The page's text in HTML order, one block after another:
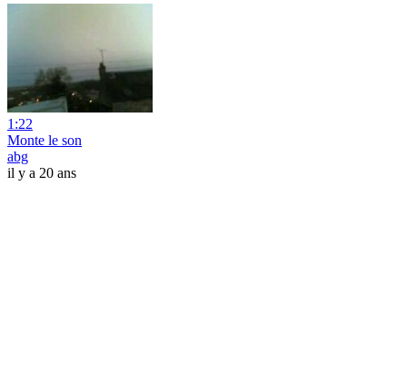
1:22
Monte le son
abg
il y a 20 ans